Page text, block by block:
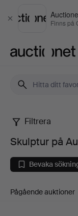
Stäng Finns på
Skulptur
på
Bossard
Filtrera
Skulptur på
Bevaka
Pågående auktioner